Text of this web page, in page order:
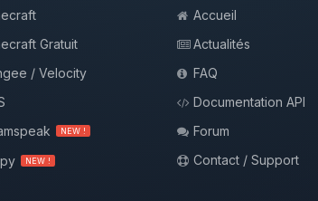
Gratuit
/ Velocity
NEW !
NEW !
Accueil
Actualités
FAQ
Documentation API
Forum
Contact / Support